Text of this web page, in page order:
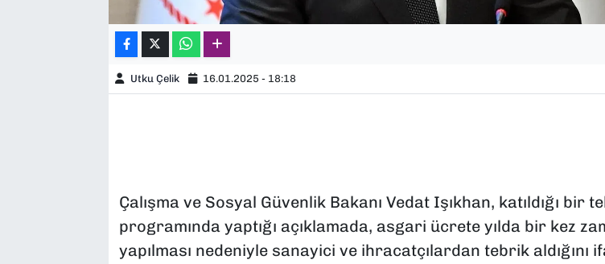
Utku Çelik 16.01.2025 - 18:18
Çalışma ve Sosyal Güvenlik Bakanı Vedat Işıkhan, katıldığı bir
programında yaptığı açıklamada, asgari ücrete yılda bir kez
yapılması nedeniyle sanayici ve ihracatçılardan tebrik aldığını